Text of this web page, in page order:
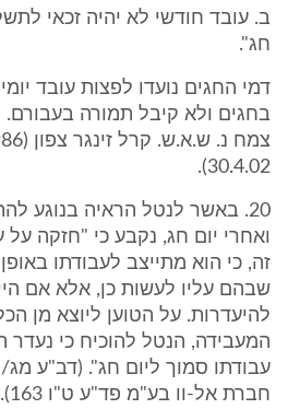
ב. עובד חודשי לא יהיה זכאי
חג".
דמי החגים נועדו לפצות עובד
30.4.02).
20. באשר לנטל הראיה בנוגע
ואחרי יום חג, נקבע כי "חזקה על
זה, כי הוא מתייצב לעבודתו
שבהם עליו לעשות כן, אלא אם
להיעדרות. על הטוען ליוצא מן
המעבידה, הנטל להוכיח כי נעדר
חברת אל-וו בע"מ פד"ע ט"ו 163).